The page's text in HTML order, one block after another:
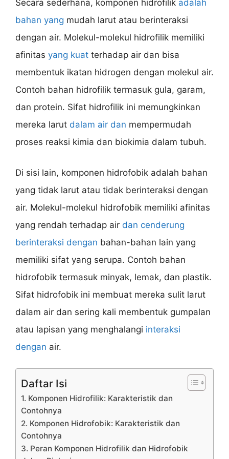
Secara sederhana, komponen hidrofilik adalah
bahan yang mudah larut atau berinteraksi
dengan air. Molekul-molekul hidrofilik memiliki
afinitas yang kuat terhadap air dan bisa
membentuk ikatan hidrogen dengan molekul air.
Contoh bahan hidrofilik termasuk gula, garam,
dan protein. Sifat hidrofilik ini memungkinkan
mereka larut dalam air dan mempermudah
proses reaksi kimia dan biokimia dalam tubuh.
Di sisi lain, komponen hidrofobik adalah bahan
yang tidak larut atau tidak berinteraksi dengan
air. Molekul-molekul hidrofobik memiliki afinitas
yang rendah terhadap air dan cenderung
berinteraksi dengan bahan-bahan lain yang
memiliki sifat yang serupa. Contoh bahan
hidrofobik termasuk minyak, lemak, dan plastik.
Sifat hidrofobik ini membuat mereka sulit larut
dalam air dan sering kali membentuk gumpalan
atau lapisan yang menghalangi interaksi
dengan air.
Daftar Isi
1. Komponen Hidrofilik: Karakteristik dan
Contohnya
2. Komponen Hidrofobik: Karakteristik dan
Contohnya
3. Peran Komponen Hidrofilik dan Hidrofobik